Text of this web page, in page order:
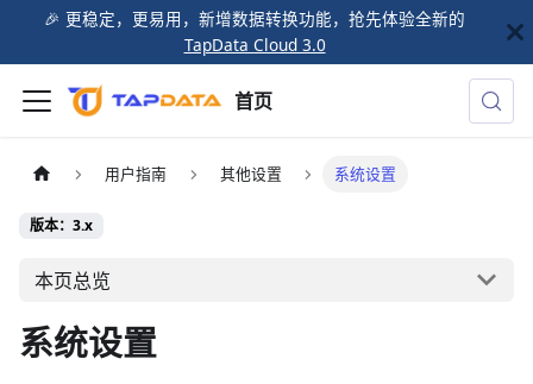
🎉️ 更稳定，更易用，新增数据转换功能，抢先体验全新的
TapData Cloud 3.0
首页
用户指南 其他设置 系统设置
版本：3.x
本页总览
系统设置